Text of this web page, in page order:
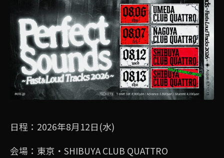
日程：2026年8月12日(水)
会場：東京・SHIBUYA CLUB QUATTRO